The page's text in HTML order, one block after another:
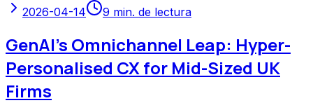
2026-04-14 9 min. de lectura
GenAI's Omnichannel Leap: Hyper-
Personalised CX for Mid-Sized UK
Firms